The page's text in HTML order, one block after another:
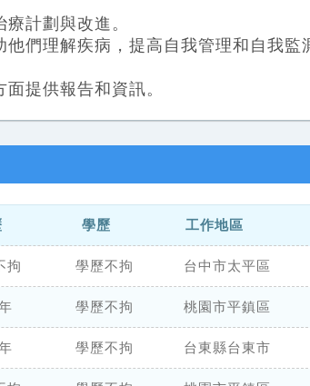
計劃與改進。
們理解疾病，提高自我管理和自我監
提供報告和資訊。
學歷 工作地區
拘 學歷不拘 台中市太平區
學歷不拘 桃園市平鎮區
學歷不拘 台東縣台東市